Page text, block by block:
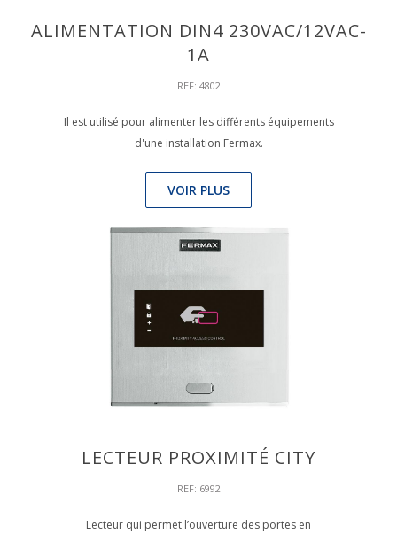
ALIMENTATION DIN4 230VAC/12VAC-
1A
REF: 4802
Il est utilisé pour alimenter les différents équipements
d'une installation Fermax.
VOIR PLUS
LECTEUR PROXIMITÉ CITY
REF: 6992
Lecteur qui permet l’ouverture des portes en